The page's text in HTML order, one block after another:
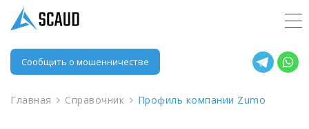
Сообщить о мошенничестве
Главная Справочник Профиль компании Zumo